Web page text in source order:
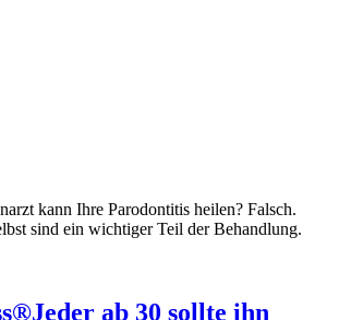
kann Ihre Parodontitis heilen? Falsch.
sind ein wichtiger Teil der Behandlung.
Jeder ab 30 sollte ihn